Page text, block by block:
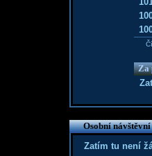
Za
Osobní
Zatím tu není